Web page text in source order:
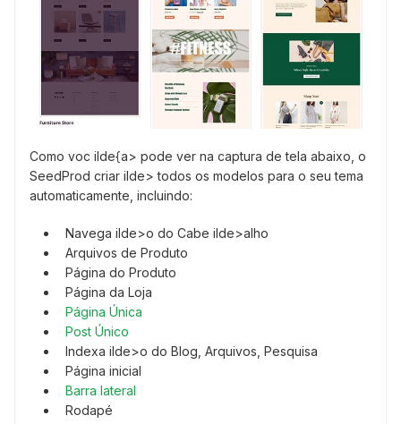
Como voc ilde{a> pode ver na captura de tela abaixo, o
SeedProd criar ilde> todos os modelos para o seu tema
automaticamente, incluindo:
Navega ilde>o do Cabe ilde>alho
Arquivos de Produto
Página do Produto
Página da Loja
Página Única
Post Único
Indexa ilde>o do Blog, Arquivos, Pesquisa
Página inicial
Barra lateral
Rodapé